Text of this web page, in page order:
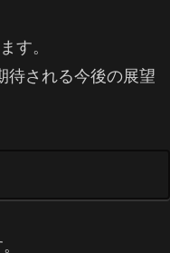
す。
待される今後の展望